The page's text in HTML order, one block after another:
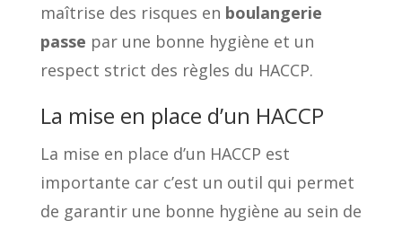
maîtrise des risques en boulangerie
passe par une bonne hygiène et un
respect strict des règles du HACCP.
La mise en place d’un HACCP
La mise en place d’un HACCP est
importante car c’est un outil qui permet
de garantir une bonne hygiène au sein de